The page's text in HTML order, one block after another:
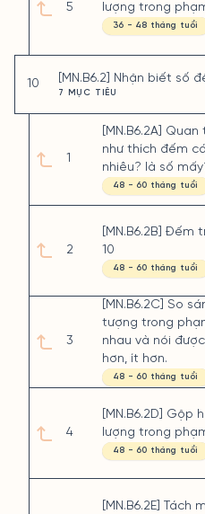
5
lượng trong
36 - 48 tháng tuổi
10 [MN.B6.2] Nhận biết số
7 MỤC TIÊU
1
2
3
4
[MN.B6.2A]
như thích đếm
nhiêu? là số
48 - 60 tháng tuổi
[MN.B6.2B]
10
48 - 60 tháng tuổi
[MN.B6.2C] So
tượng trong
nhau và nói
hơn, ít hơn.
48 - 60 tháng tuổi
[MN.B6.2D] Gộp
lượng trong
48 - 60 tháng tuổi
[MN.B6.2E]